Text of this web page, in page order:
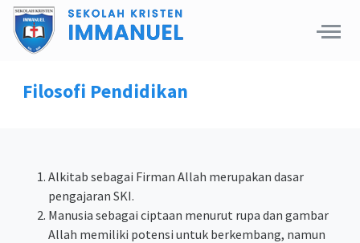
Filosofi Pendidikan
Alkitab sebagai Firman Allah merupakan dasar
pengajaran SKI.
Manusia sebagai ciptaan menurut rupa dan gambar
Allah memiliki potensi untuk berkembang, namun